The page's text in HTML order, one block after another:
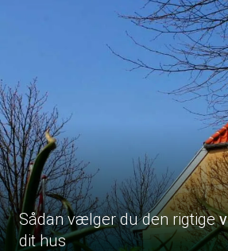
Sådan vælger du den rigtige
dit hus